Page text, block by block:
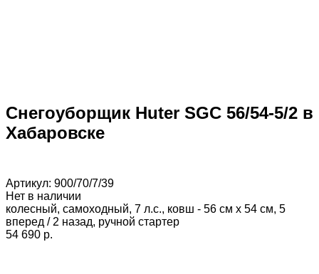
Снегоуборщик Huter SGC 56/54-5/2 в
Хабаровске
Артикул: 900/70/7/39
Нет в наличии
колесный, самоходный, 7 л.с., ковш - 56 см x 54 см, 5
вперед / 2 назад, ручной стартер
54 690 p.